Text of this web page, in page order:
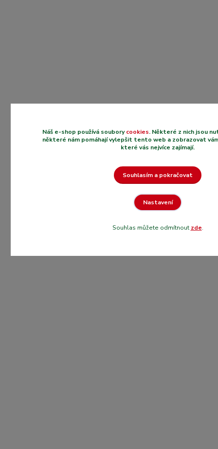
Náš e-shop používá souborycookies. Některé z nich jsou
některé nám pomáhají vylepšit tento web a zobrazovat
které vás nejvíce zajímají.
Nastavení
Souhlasím a pokračovat
Souhlas můžete odmítnout zde.